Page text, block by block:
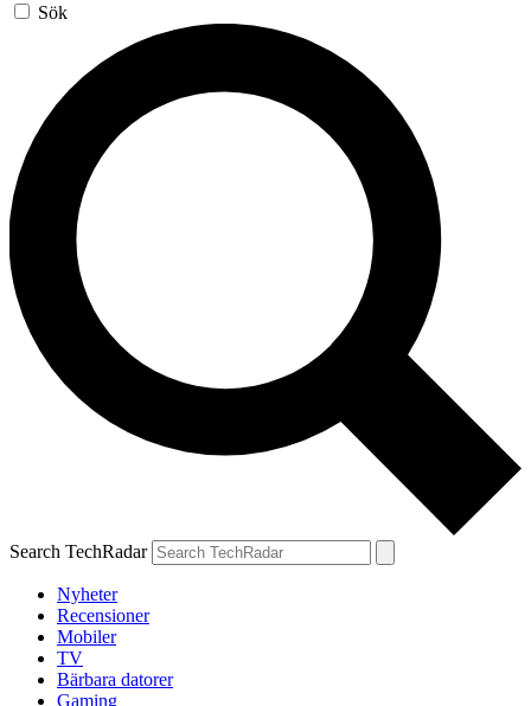
Sök
Search TechRadar
Nyheter
Recensioner
Mobiler
TV
Bärbara datorer
Gaming